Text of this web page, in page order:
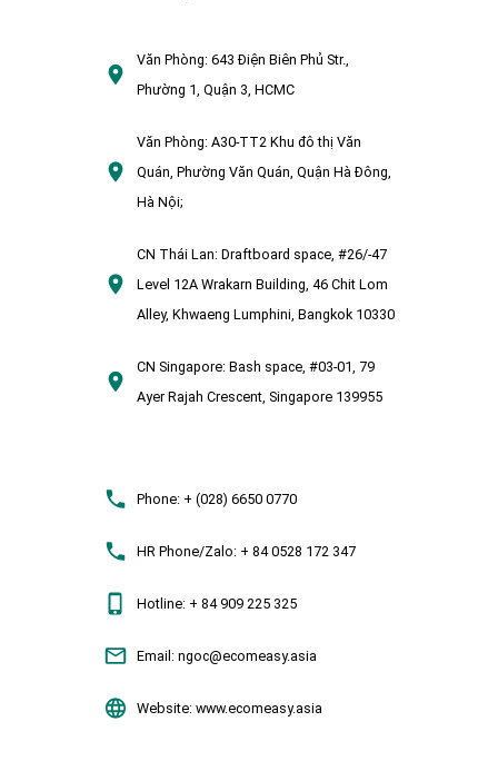
Văn Phòng:643 Điện Biên Phủ Str.,
Phường 1, Quận 3, HCMC
Văn Phòng:A30-TT2 Khu đô thị Văn
Quán, Phường Văn Quán, Quận Hà Đông,
Hà Nội;
CN Thái Lan: Draftboard space, #26/-47
Level 12A Wrakarn Building, 46 Chit Lom
Alley, Khwaeng Lumphini, Bangkok 10330
CN Singapore: Bash space, #03-01, 79
Ayer Rajah Crescent, Singapore 139955
Phone:+ (028) 6650 0770
HR Phone/Zalo:+ 84 0528 172 347
Hotline:+ 84 909 225 325
Email: ngoc@ecomeasy.asia
Website:www.ecomeasy.asia